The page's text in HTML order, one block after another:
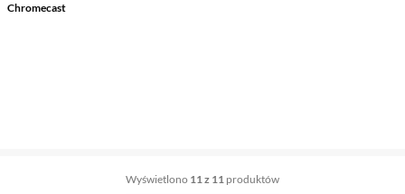
Chromecast
Wyświetlono 11 z 11 produktów